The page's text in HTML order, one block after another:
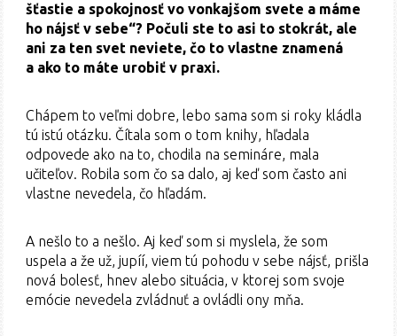
šťastie a spokojnosť vo vonkajšom svete a máme
ho nájsť v sebe“? Počuli ste to asi to stokrát, ale
ani za ten svet neviete, čo to vlastne znamená
a ako to máte urobiť v praxi.
Chápem to veľmi dobre, lebo sama som si roky kládla
tú istú otázku. Čítala som o tom knihy, hľadala
odpovede ako na to, chodila na semináre, mala
učiteľov. Robila som čo sa dalo, aj keď som často ani
vlastne nevedela, čo hľadám.
A nešlo to a nešlo. Aj keď som si myslela, že som
uspela a že už, jupíí, viem tú pohodu v sebe nájsť, prišla
nová bolesť, hnev alebo situácia, v ktorej som svoje
emócie nevedela zvládnuť a ovládli ony mňa.